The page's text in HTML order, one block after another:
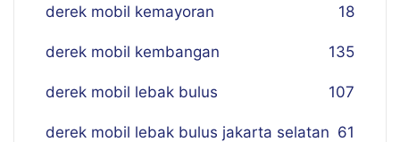
derek mobil kemayoran 18
derek mobil kembangan 135
derek mobil lebak bulus 107
derek mobil lebak bulus jakarta selatan 61